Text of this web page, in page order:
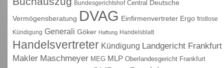
Bundesgerichtshof Central Deutsche
Vermögensberatung DVAG Einfirmenvertreter Ergo fristlose
Kündigung Generali Göker Haftung Handelsblatt
Handelsvertreter Kündigung Landgericht Frankfurt
Makler Maschmeyer MEG MLP Oberlandesgericht Frankfurt